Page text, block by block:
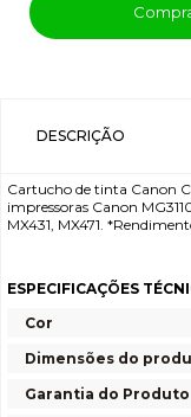
DESCRIÇÃO
Cartucho de tinta Canon
impressoras Canon
MX431, MX471.
ESPECIFICAÇÕES
Cor
Dimensões do
Garantia do Produto